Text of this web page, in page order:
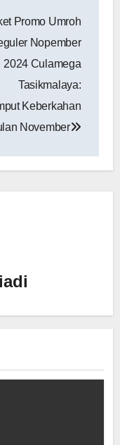
Promo Umroh
Nopember
2024 Culamega
Tasikmalaya:
Keberkahan
November